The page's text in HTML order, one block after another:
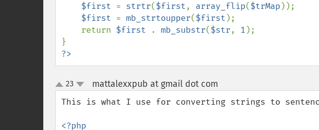
$first = strtr($first, array_flip($trMap ));
$first = mb_strtoupper($first );
    return
$first . mb_substr($str, 1 );
?>
up
down
23 mattalexxpub at gmail dot com
This is what I use for converting strings to